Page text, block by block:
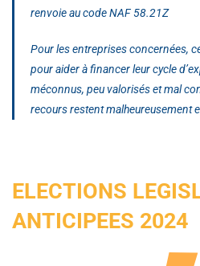
renvoie au code NAF 58.21Z
Pour les entreprises concernées,
pour aider à financer leur cycle
méconnus, peu valorisés et mal
recours restent malheureusement
ELECTIONS
ANTICIPEES 2024